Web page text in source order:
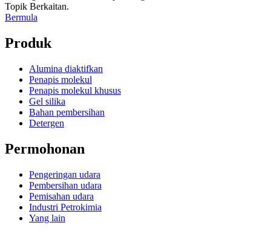
Topik Berkaitan.
Bermula
Produk
Alumina diaktifkan
Penapis molekul
Penapis molekul khusus
Gel silika
Bahan pembersihan
Detergen
Permohonan
Pengeringan udara
Pembersihan udara
Pemisahan udara
Industri Petrokimia
Yang lain